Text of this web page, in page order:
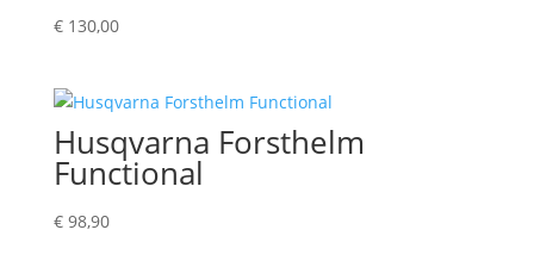
€130,00
Husqvarna Forsthelm
Functional
€98,90